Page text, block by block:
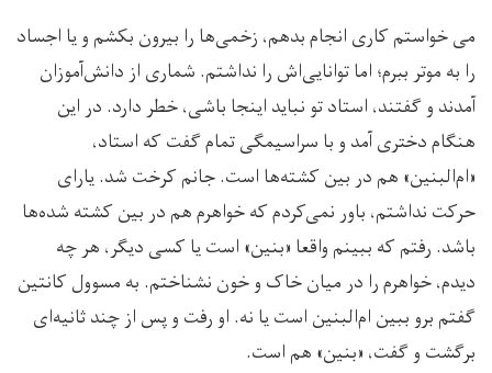
می خواستم کاری انجام بدهم، زخمی‌ها را بیرون بکشم و یا اجساد
را به موتر ببرم؛ اما توانایی‌اش را نداشتم. شماری از دانش‌آموزان
آمدند و گفتند، استاد تو نباید اینجا باشی، خطر دارد. در این
هنگام دختری آمد و با سراسیمگی تمام گفت که استاد،
«ام‌البنین» هم در بین کشته‌ها است. جانم کرخت شد. یارای
حرکت نداشتم، باور نمی‌کردم که خواهرم هم در بین کشته شده‌ها
باشد. رفتم که ببینم واقعا «بنین» است یا کسی دیگر، هر چه
دیدم، خواهرم را در میان خاک و خون نشناختم. به مسوول کانتین
گفتم برو ببین ام‌البنین است یا نه. او رفت و پس از چند ثانیه‌ای
برگشت و گفت، «بنین» هم است.